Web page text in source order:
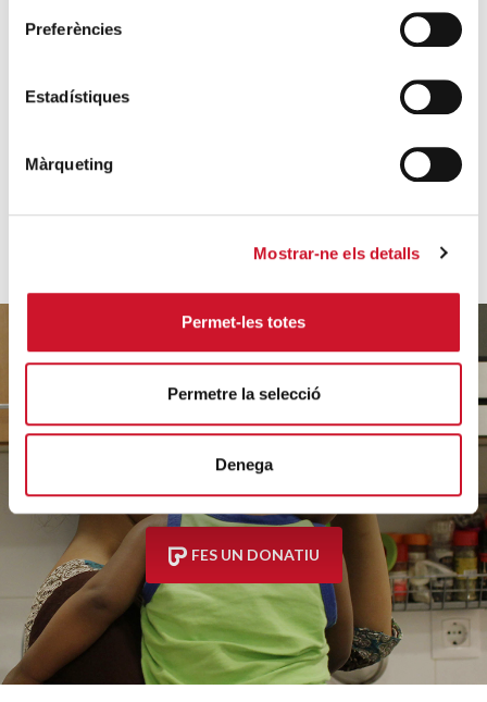
Preferències
Estadístiques
Màrqueting
Mostrar-ne els detalls
Permet-les totes
Permetre la selecció
Denega
SEGUEIX LLEGINT
Ajuda'ns
a ajudar
FES UN DONATIU